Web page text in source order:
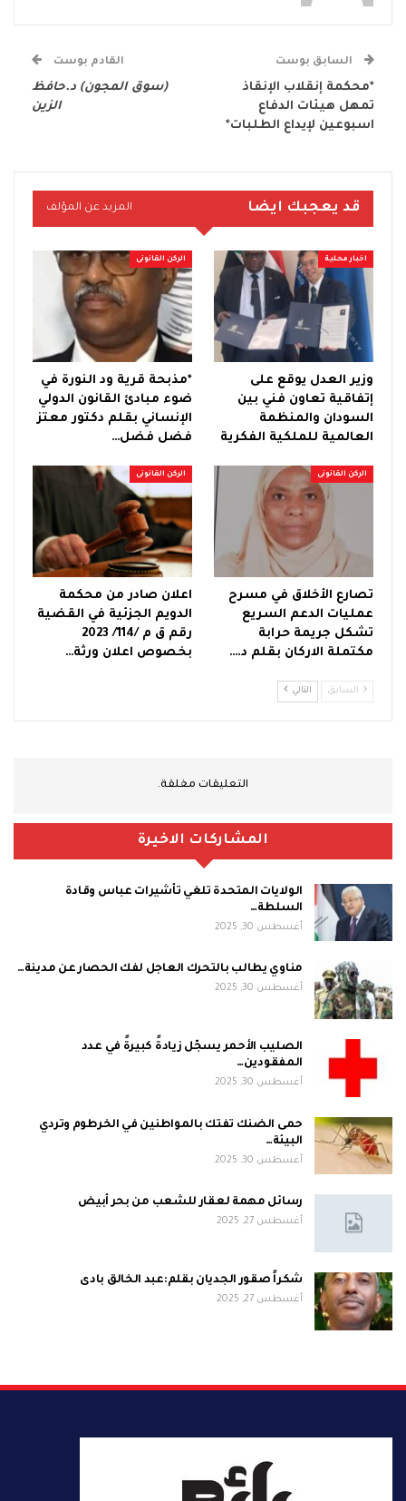
السابق بوست
*محكمة إنقلاب الإنقاذ
تمهل هيئات الدفاع
اسبوعين لإيداع الطلبات*
القادم بوست
(سوق المجون) د.حافظ
الزين
قد يعجبك ايضا المزيد عن المؤلف
اخبار محلية
وزير العدل يوقع على
إتفاقية تعاون فني بين
السودان والمنظمة
العالمية للملكية الفكرية
الركن القانونى
*مذبحة قرية ود النورة في
ضوء مبادئ القانون الدولي
الإنساني بقلم دكتور معتز
فضل فضل…
الركن القانونى
تصارع الأخلاق في مسرح
عمليات الدعم السريع
تشكل جريمة حرابة
مكتملة الاركان بقلم د.…
الركن القانونى
اعلان صادر من محكمة
الدويم الجزئية في القضية
رقم ق م /114/ 2023
بخصوص اعلان ورثة…
السابق التالي
التعليقات مغلقة.
المشاركات الاخيرة
الولايات المتحدة تلغي تأشيرات عباس وقادة
السلطة…
أغسطس 30, 2025
مناوي يطالب بالتحرك العاجل لفك الحصار عن مدينة…
أغسطس 30, 2025
الصليب الأحمر يسجّل زيادةً كبيرةً في عدد
المفقودين…
أغسطس 30, 2025
حمى الضنك تفتك بالمواطنين في الخرطوم وتردي
البيئة…
أغسطس 30, 2025
رسائل مهمة لعقار للشعب من بحر أبيض
أغسطس 27, 2025
شكراً صقور الجديان بقلم:عبد الخالق بادى
أغسطس 27, 2025